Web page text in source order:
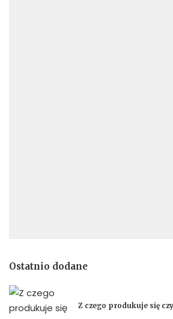
Ostatnio dodane
Z czego produkuje się